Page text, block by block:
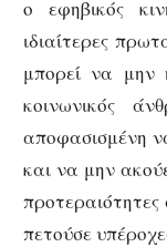
ο εφηβικός
ιδιαίτερες
μπορεί να μην
κοινωνικός
αποφασισμένη
και να μην
πετούσε